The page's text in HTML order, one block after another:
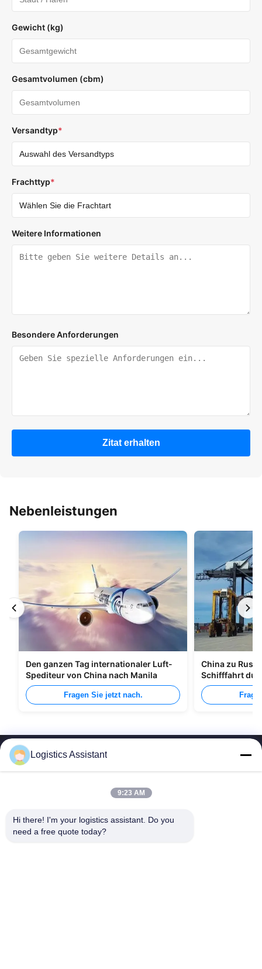
Gewicht (kg)
Gesamtvolumen (cbm)
Versandtyp*
Frachttyp*
Weitere Informationen
Besondere Anforderungen
Zitat erhalten
Nebenleistungen
Den ganzen Tag internationaler Luft-
Spediteur von China nach Manila
Fragen Sie jetzt nach.
China zu
Schifffahrt
Logistics Assistant
9:23 AM
Hi there! I'm your logistics assistant. Do you
need a free quote today?